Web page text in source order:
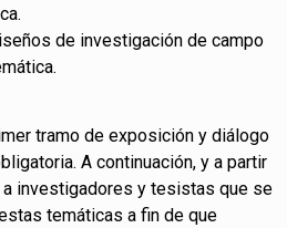
de investigación de campo
tramo de exposición y diálogo
A continuación, y a partir
a investigadores y tesistas que se
temáticas a fin de que